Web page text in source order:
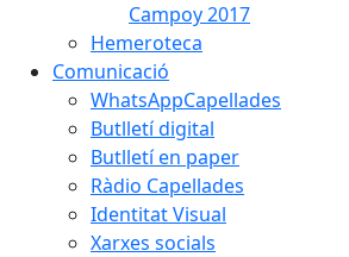
Campoy 2017
Hemeroteca
Comunicació
WhatsAppCapellades
Butlletí digital
Butlletí en paper
Ràdio Capellades
Identitat Visual
Xarxes socials